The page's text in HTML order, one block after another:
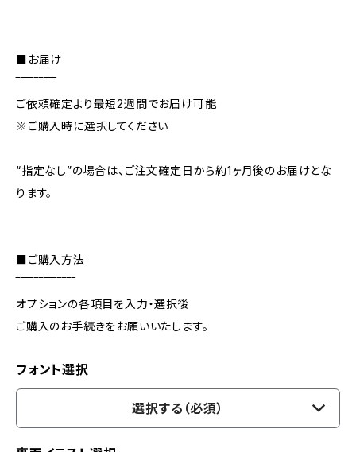
■お届け
‾‾‾‾‾‾‾‾‾
ご依頼確定より最短2週間でお届け可能
※ご購入時に選択してください
“指定なし”の場合は、ご注文確定日から約1ヶ月後のお届けとな
ります。
■ご購入方法
‾‾‾‾‾‾‾‾‾‾‾‾‾
オプションの各項目を入力・選択後
ご購入のお手続きをお願いいたします。
フォント選択
選択する（必須）